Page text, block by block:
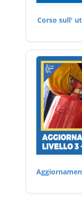
Corso sull'